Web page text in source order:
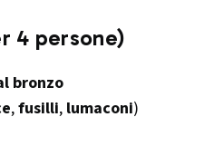
4 persone)
bronzo
,fusilli, lumaconi)